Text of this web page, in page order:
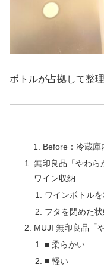
ボトルが占拠して整
Before：冷蔵庫
無印良品「やわら
ワイン収納
ワインボトル
フタを閉めた
MUJI 無印良品「
■ 柔らかい
■ 軽い